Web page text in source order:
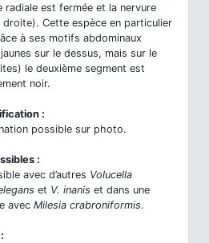
radiale est fermée et la nervure
droite). Cette espèce en particulier
à ses motifs abdominaux
sur le dessus, mais sur le
le deuxième segment est
noir.
:
possible sur photo.
:
avec d’autres Volucella
et V. inanis et dans une
avec Milesia crabroniformis.